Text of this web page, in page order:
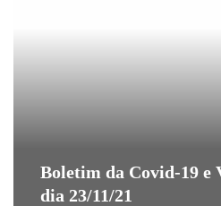
Boletim da Covid-19 e
dia 23/11/21